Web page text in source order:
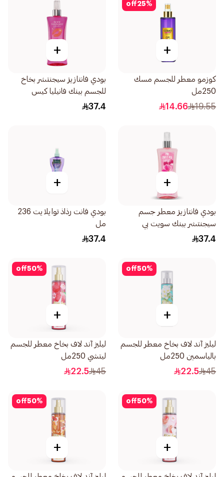
25%
off
+
كوزمو معطر للجسم مسك
250مل
19.55
14.66
+
بودي فانتازيز سيجنتشر بخاخ
للجسم بينك فانيليا كيس
236مل
37.4
+
بودي فانتازيز معطر جسم
سيجنتشر بينك سويت بي
236مل
37.4
+
بودي فانت رذاذ توايلايت 236
مل
37.4
50%
off
+
ليليز آند لاف بخاخ معطر للجسم
بالياسمين 250مل
45
22.5
50%
off
+
ليليز آند لاف بخاخ معطر للجسم
ليتشي 250مل
45
22.5
50%
off
+
50%
off
+